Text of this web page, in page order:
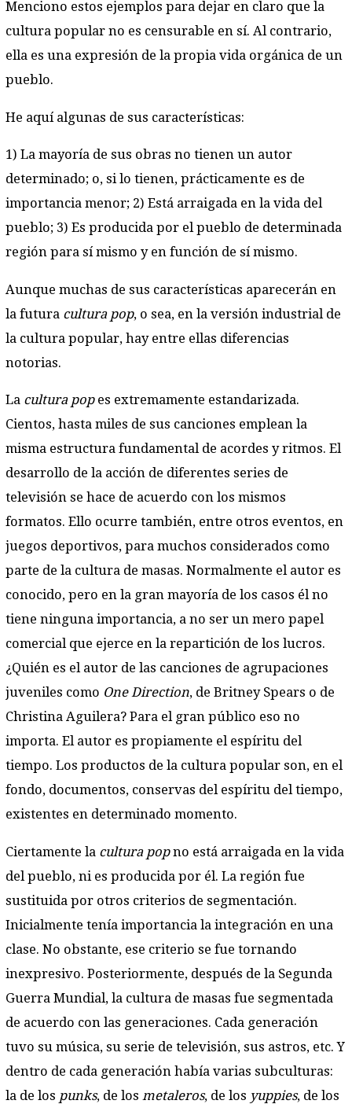
Menciono estos ejemplos para dejar en claro que la
cultura popular no es censurable en sí. Al contrario,
ella es una expresión de la propia vida orgánica de un
pueblo.
He aquí algunas de sus características:
1) La mayoría de sus obras no tienen un autor
determinado; o, si lo tienen, prácticamente es de
importancia menor; 2) Está arraigada en la vida del
pueblo; 3) Es producida por el pueblo de determinada
región para sí mismo y en función de sí mismo.
Aunque muchas de sus características aparecerán en
la futura cultura pop, o sea, en la versión industrial de
la cultura popular, hay entre ellas diferencias
notorias.
La cultura pop es extremamente estandarizada.
Cientos, hasta miles de sus canciones emplean la
misma estructura fundamental de acordes y ritmos. El
desarrollo de la acción de diferentes series de
televisión se hace de acuerdo con los mismos
formatos. Ello ocurre también, entre otros eventos, en
juegos deportivos, para muchos considerados como
parte de la cultura de masas. Normalmente el autor es
conocido, pero en la gran mayoría de los casos él no
tiene ninguna importancia, a no ser un mero papel
comercial que ejerce en la repartición de los lucros.
¿Quién es el autor de las canciones de agrupaciones
juveniles como One Direction, de Britney Spears o de
Christina Aguilera? Para el gran público eso no
importa. El autor es propiamente el espíritu del
tiempo. Los productos de la cultura popular son, en el
fondo, documentos, conservas del espíritu del tiempo,
existentes en determinado momento.
Ciertamente la cultura popno está arraigada en la vida
del pueblo, ni es producida por él. La región fue
sustituida por otros criterios de segmentación.
Inicialmente tenía importancia la integración en una
clase. No obstante, ese criterio se fue tornando
inexpresivo. Posteriormente, después de la Segunda
Guerra Mundial, la cultura de masas fue segmentada
de acuerdo con las generaciones. Cada generación
tuvo su música, su serie de televisión, sus astros, etc. Y
dentro de cada generación había varias subculturas:
la de los punks, de los metaleros, de los yuppies, de los